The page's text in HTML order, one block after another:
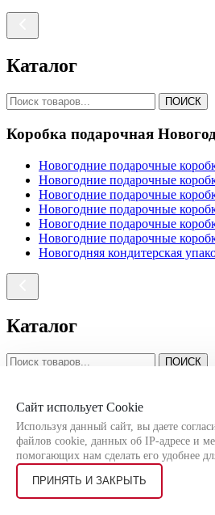
Сайт испольует Cookie
Используя данный сайт, вы даете
файлов cookie, данных об IP-адресе и
помогающих нам сделать его удобнее
ПРИНЯТЬ И ЗАКРЫТЬ
Каталог
ПОИСК
Коробка подарочная
Новогодние подарочные
Новогодние подарочные
Новогодние подарочные
Новогодние подарочные
Новогодние подарочные
Новогодние подарочные
Новогодняя кондитерская
Каталог
ПОИСК
Весенние подарочные коробки
Весенние подарочные коробки
Весенние подарочные коробки